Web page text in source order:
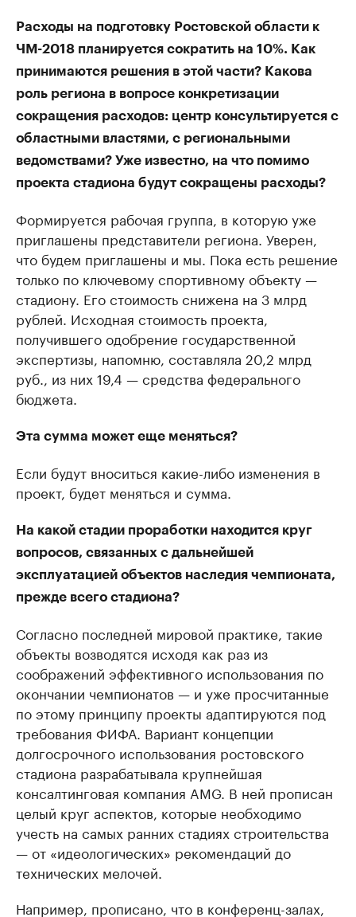
Расходы на подготовку Ростовской области к
ЧМ-2018 планируется сократить на 10%. Как
принимаются решения в этой части? Какова
роль региона в вопросе конкретизации
сокращения расходов: центр консультируется с
областными властями, с региональными
ведомствами? Уже известно, на что помимо
проекта стадиона будут сокращены расходы?
Формируется рабочая группа, в которую уже
приглашены представители региона. Уверен,
что будем приглашены и мы. Пока есть решение
только по ключевому спортивному объекту —
стадиону. Его стоимость снижена на 3 млрд
рублей. Исходная стоимость проекта,
получившего одобрение государственной
экспертизы, напомню, составляла 20,2 млрд
руб., из них 19,4 — средства федерального
бюджета.
Эта сумма может еще меняться?
Если будут вноситься какие-либо изменения в
проект, будет меняться и сумма.
На какой стадии проработки находится круг
вопросов, связанных с дальнейшей
эксплуатацией объектов наследия чемпионата,
прежде всего стадиона?
Согласно последней мировой практике, такие
объекты возводятся исходя как раз из
соображений эффективного использования по
окончании чемпионатов — и уже просчитанные
по этому принципу проекты адаптируются под
требования ФИФА. Вариант концепции
долгосрочного использования ростовского
стадиона разрабатывала крупнейшая
консалтинговая компания AMG. В ней прописан
целый круг аспектов, которые необходимо
учесть на самых ранних стадиях строительства
— от «идеологических» рекомендаций до
технических мелочей.
Например, прописано, что в конференц-залах,